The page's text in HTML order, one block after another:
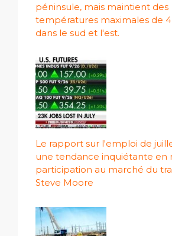
péninsule, mais maintient des
températures maximales de
dans le sud et l'est.
Le rapport sur l'emploi de
une tendance inquiétante en
participation au marché du
Steve Moore